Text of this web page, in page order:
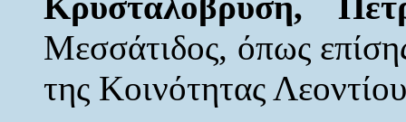
Μεσσάτιδος, όπως
της Κοινότητας